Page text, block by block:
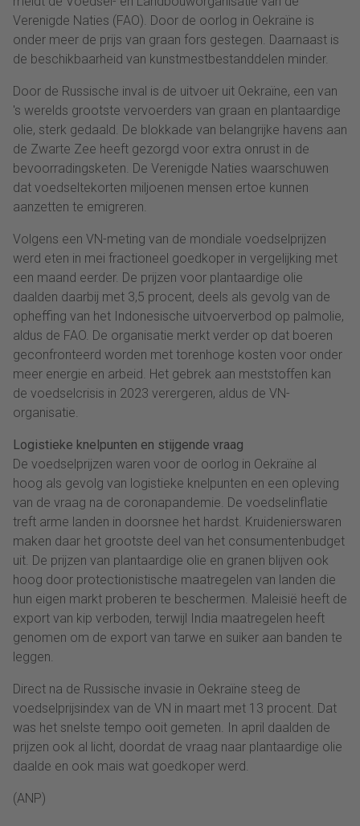
Verenigde Naties (FAO). Door de oorlog in Oekraïne is
onder meer de prijs van graan fors gestegen. Daarnaast is
de beschikbaarheid van kunstmestbestanddelen minder.
Door de Russische inval is de uitvoer uit Oekraïne, een van
's werelds grootste vervoerders van graan en plantaardige
olie, sterk gedaald. De blokkade van belangrijke havens aan
de Zwarte Zee heeft gezorgd voor extra onrust in de
bevoorradingsketen. De Verenigde Naties waarschuwen
dat voedseltekorten miljoenen mensen ertoe kunnen
aanzetten te emigreren.
Volgens een VN-meting van de mondiale voedselprijzen
werd eten in mei fractioneel goedkoper in vergelijking met
een maand eerder. De prijzen voor plantaardige olie
daalden daarbij met 3,5 procent, deels als gevolg van de
opheffing van het Indonesische uitvoerverbod op palmolie,
aldus de FAO. De organisatie merkt verder op dat boeren
geconfronteerd worden met torenhoge kosten voor onder
meer energie en arbeid. Het gebrek aan meststoffen kan
de voedselcrisis in 2023 verergeren, aldus de VN-
organisatie.
Logistieke knelpunten en stijgende vraag
De voedselprijzen waren voor de oorlog in Oekraïne al
hoog als gevolg van logistieke knelpunten en een opleving
van de vraag na de coronapandemie. De voedselinflatie
treft arme landen in doorsnee het hardst. Kruidenierswaren
maken daar het grootste deel van het consumentenbudget
uit. De prijzen van plantaardige olie en granen blijven ook
hoog door protectionistische maatregelen van landen die
hun eigen markt proberen te beschermen. Maleisië heeft de
export van kip verboden, terwijl India maatregelen heeft
genomen om de export van tarwe en suiker aan banden te
leggen.
Direct na de Russische invasie in Oekraïne steeg de
voedselprijsindex van de VN in maart met 13 procent. Dat
was het snelste tempo ooit gemeten. In april daalden de
prijzen ook al licht, doordat de vraag naar plantaardige olie
daalde en ook mais wat goedkoper werd.
(ANP)